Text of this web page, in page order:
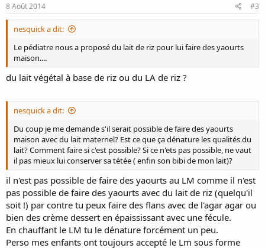
8 Août 2014 #3
nesquick a dit:
Le pédiatre nous a proposé du lait de riz pour lui faire des yaourts
maison....
du lait végétal à base de riz ou du LA de riz ?
nesquick a dit:
Du coup je me demande s'il serait possible de faire des yaourts
maison avec du lait maternel? Est ce que ça dénature les qualités du
lait? Comment faire si c'est possible? Si ce n'ets pas possible, ne vaut
il pas mieux lui conserver sa tétée ( enfin son bibi de mon lait)?
il n'est pas possible de faire des yaourts au LM comme il n'est
pas possible de faire des yaourts avec du lait de riz (quelqu'il
soit !) par contre tu peux faire des flans avec de l'agar agar ou
bien des crème dessert en épaississant avec une fécule.
En chauffant le LM tu le dénature forcément un peu.
Perso mes enfants ont toujours accepté le Lm sous forme